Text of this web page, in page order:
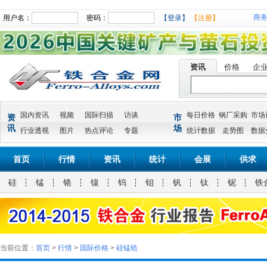
用户名： 密码： 【登录】 【注册】 商
资讯 价格 企
资
讯
国内资讯 视频 国际扫描
访谈
行业透视
图片 热点评论 专题
市
场
每日价格 钢厂采购 市场
统计数据
走势图 数据
首页 行情 资讯 统计 会展 供求
硅 锰 铬 镍 钨 钼 钒 钛 铌 铁
当前位置： 首页 > 行情 > 国际价格 > 硅锰锆